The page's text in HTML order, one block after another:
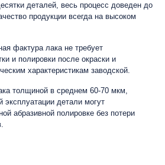
деталей, весь процесс доведен до
продукции всегда на высоком
фактура лака не требует
и полировки после окраски и
характеристикам заводской.
толщиной в среднем 60-70 мкм,
детали могут
абразивной полировке без потери